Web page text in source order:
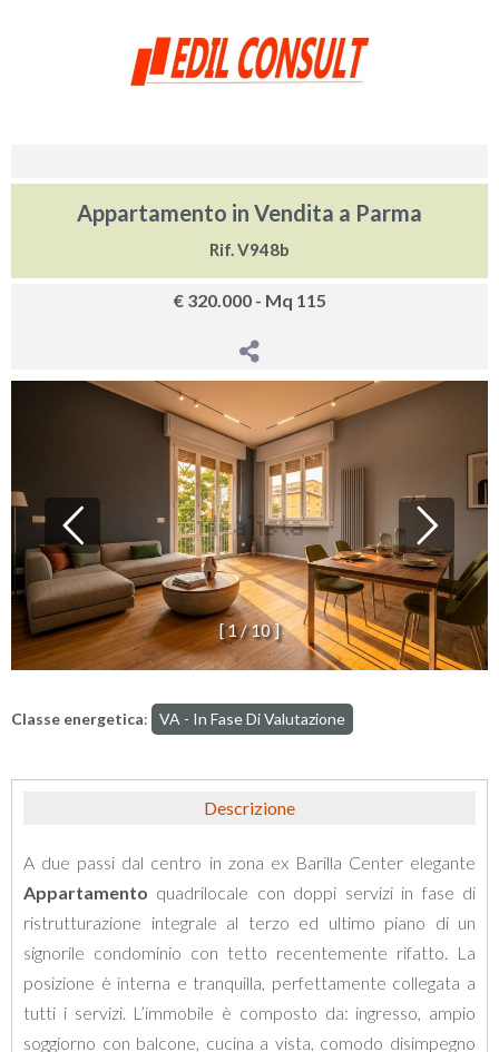
Appartamento in Vendita a Parma
Rif. V948b
€ 320.000 - Mq 115
[1/10 ]
Classe energetica: VA - In Fase Di Valutazione
Descrizione
A due passi dal centro in zona ex Barilla Center elegante
Appartamento quadrilocale con doppi servizi in fase di
ristrutturazione integrale al terzo ed ultimo piano di un
signorile condominio con tetto recentemente rifatto. La
posizione è interna e tranquilla, perfettamente collegata a
tutti i servizi. L’immobile è composto da: ingresso, ampio
soggiorno con balcone, cucina a vista, comodo disimpegno